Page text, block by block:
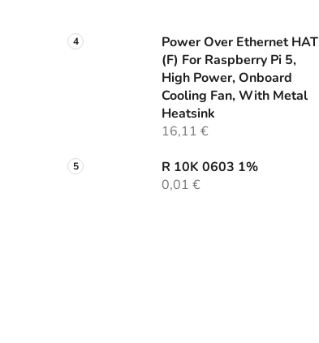
Power Over Ethernet HAT
(F) For Raspberry Pi 5,
High Power, Onboard
Cooling Fan, With Metal
Heatsink
16,11 €
R 10K 0603 1%
0,01 €